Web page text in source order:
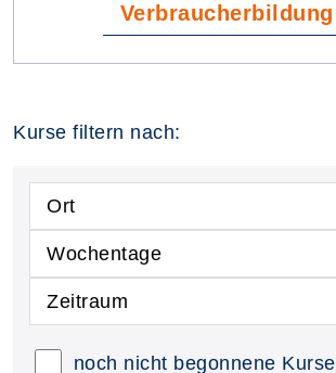
Verbraucherbildung
Kurse filtern nach:
Ort
Wochentage
Zeitraum
noch nicht begonnene Kurse